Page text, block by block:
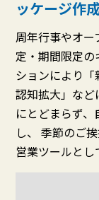
ッケージ作
周年行事やオー
定・期間限定の
ションにより
認知拡大」など
にとどまらず
し、 季節のご
営業ツールとし